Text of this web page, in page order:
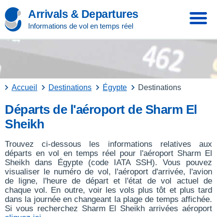
Arrivals & Departures
Informations de vol en temps réel
Accueil Destinations Égypte Destinations
Départs de l'aéroport de Sharm El
Sheikh
Trouvez ci-dessous les informations relatives aux
départs en vol en temps réel pour l'aéroport Sharm El
Sheikh dans Égypte (code IATA SSH). Vous pouvez
visualiser le numéro de vol, l'aéroport d'arrivée, l'avion
de ligne, l'heure de départ et l'état de vol actuel de
chaque vol. En outre, voir les vols plus tôt et plus tard
dans la journée en changeant la plage de temps affichée.
Si vous recherchez Sharm El Sheikh arrivées aéroport